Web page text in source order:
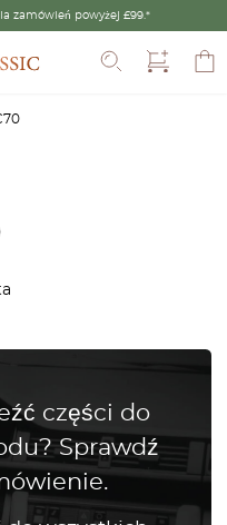
zamówień powyżej £99.*Szukaj
części do
Sprawdź